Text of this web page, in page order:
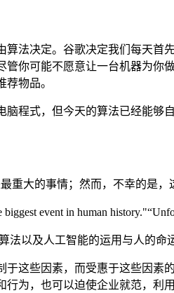
算法决定。谷歌决定我们每天
管你可能不愿意让一台机器为
物品。
脑程式，但今天的算法已经能
重大的事情；然而，不幸的是
event in human
法以及人工智能的运用与人的命
于这些因素，而受惠于这些因
为，也可以迫使企业就范，利